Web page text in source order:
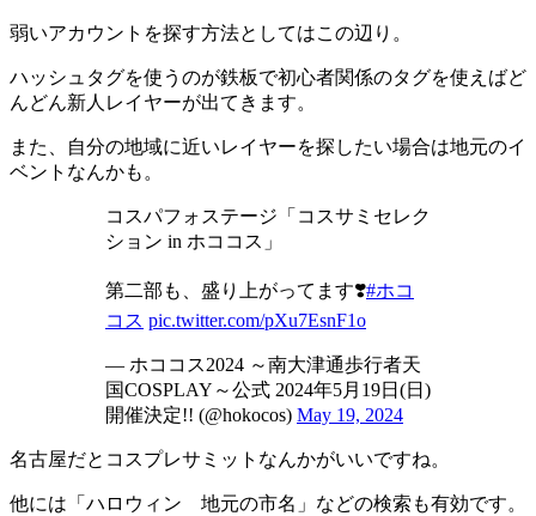
弱いアカウントを探す方法としてはこの辺り。
ハッシュタグを使うのが鉄板で初心者関係のタグを使えばど
んどん新人レイヤーが出てきます。
また、自分の地域に近いレイヤーを探したい場合は地元のイ
ベントなんかも。
コスパフォステージ「コスサミセレク
ション in ホココス」
第二部も、盛り上がってます❣️#ホコ
コス pic.twitter.com/pXu7EsnF1o
— ホココス2024 ～南大津通歩行者天
国COSPLAY～公式 2024年5月19日(日)
開催決定!! (@hokocos) May 19, 2024
名古屋だとコスプレサミットなんかがいいですね。
他には「ハロウィン 地元の市名」などの検索も有効です。